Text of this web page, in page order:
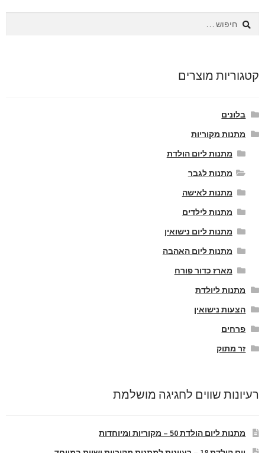
חיפוש:
קטגוריות מוצרים
בלונים
מתנות מקוריות
מתנות ליום הולדת
מתנות לגבר
מתנות לאישה
מתנות לילדים
מתנות ליום נישואין
מתנות ליום האהבה
מארז כדור פורח
מתנות ליולדת
הצעות נישואין
פרחים
זר מתוק
רעיונות שווים לחגיגה מושלמת
מתנות ליום הולדת 50 – מקוריות ומיוחדות